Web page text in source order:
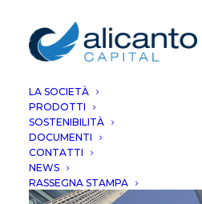
LA SOCIETÀ
PRODOTTI
SOSTENIBILITÀ
DOCUMENTI
CONTATTI
NEWS
RASSEGNA STAMPA